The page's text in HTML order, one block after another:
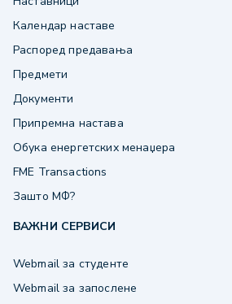
Календар наставе
Распоред предавања
Предмети
Документи
Припремна настава
Обука енергетских менаџера
FME Transactions
Зашто МФ?
ВАЖНИ СЕРВИСИ
Webmail за студенте
Webmail за запослене